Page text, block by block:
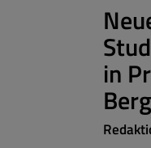
in
Berg